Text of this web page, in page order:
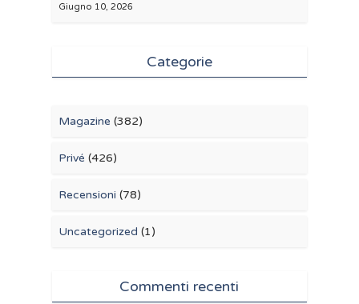
Giugno 10, 2026
Categorie
Magazine (382)
Privé (426)
Recensioni (78)
Uncategorized (1)
Commenti recenti